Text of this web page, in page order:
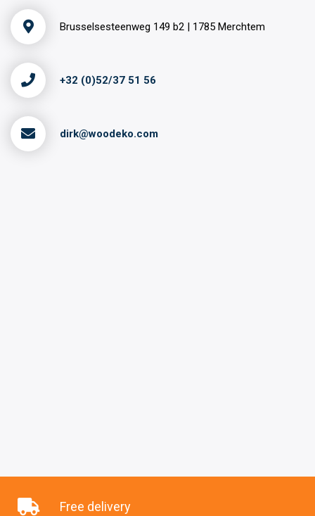
Brusselsesteenweg 149 b2 | 1785 Merchtem
+32 (0)52/37 51 56
dirk@woodeko.com
Free delivery